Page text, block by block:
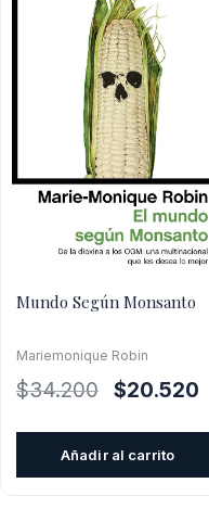
Mundo Según Monsanto
Mariemonique Robin
$34.200
El
$20.520
Añadir al carrito